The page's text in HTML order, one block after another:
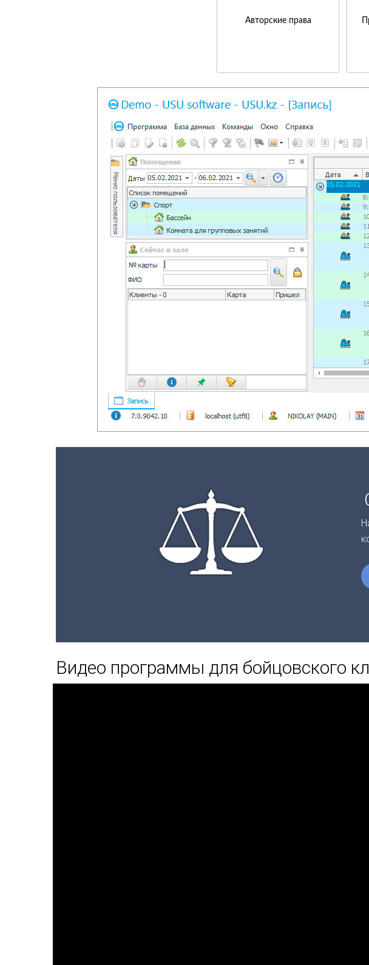
Авторские права
Видео программы для бойцовского